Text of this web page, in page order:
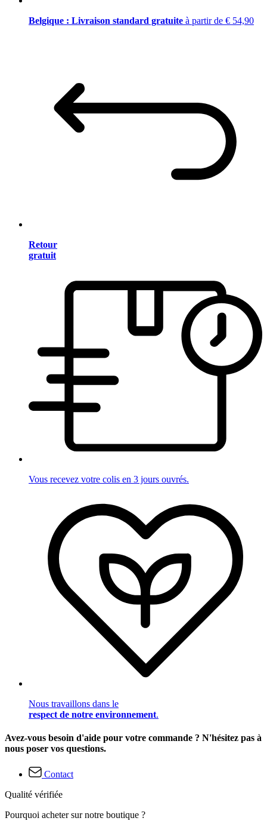
Belgique : Livraison standard gratuite à partir de € 54,90
Retour
gratuit
Vous recevez votre colis en 3 jours ouvrés.
Nous travaillons dans le
respect de notre environnement.
Avez-vous besoin d'aide pour votre commande ? N'hésitez pas à
nous poser vos questions.
Contact
Qualité vérifiée
Pourquoi acheter sur notre boutique ?